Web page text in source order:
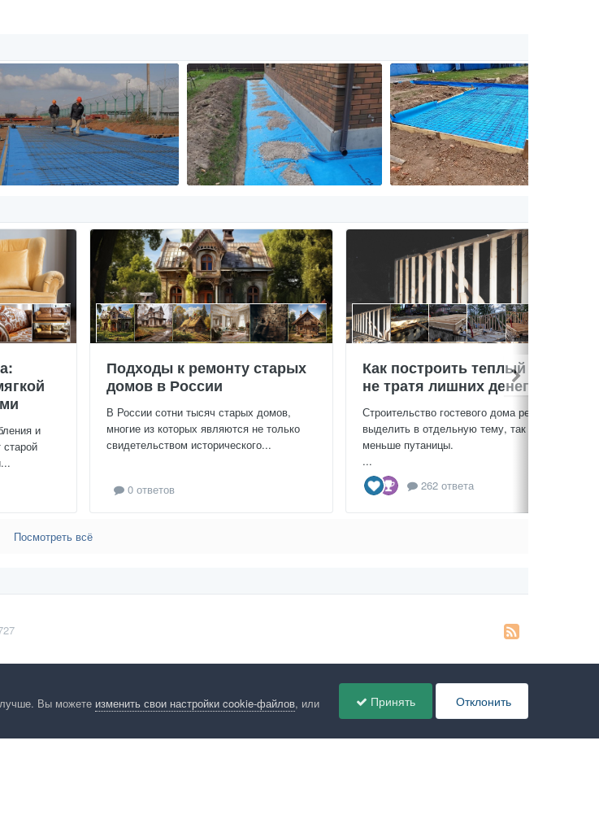
и
Подходы к ремонту старых
домов в России
В России сотни тысяч старых домов,
многие из которых являются не только
свидетельством исторического...
0 ответов
Как построить теплый дом,
не тратя лишних денег
Строительство гостевого дома решил
выделить в отдельную тему, так будет
меньше путаницы.
...
262 ответа
Посмотреть всё
связь Cookies Правила Таблица лидеров Администрация
лучше. Вы можете изменить свои настройки cookie-файлов, или
Принять Отклонить